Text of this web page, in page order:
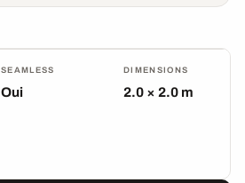
SEAMLESS
Oui
DIMENSIONS
2.0 × 2.0 m